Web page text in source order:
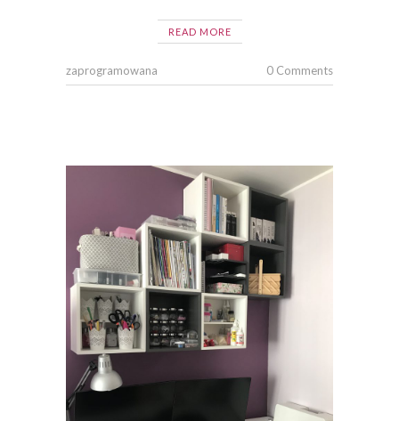
READ MORE
zaprogramowana 0 Comments